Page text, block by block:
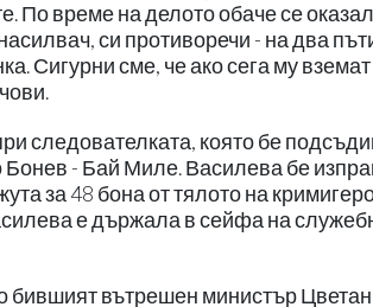
По време на делото обаче се
си противоречи - на два
Сигурни сме, че ако сега му
следователката, която бе
- Бай Миле. Василева бе
за 48 бона от тялото на
е държала в сейфа на
бившият вътрешен министър Цветан